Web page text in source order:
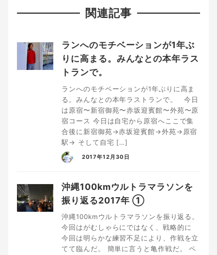
関連記事
ランへのモチベーションが1年ぶ
りに高まる。みんなとの本年ラス
トランで。
ランへのモチベーションが1年ぶりに高ま
る。みんなとの本年ラストランで。 今日
は原宿〜新宿御苑〜赤坂迎賓館〜外苑〜原
宿コース 今日は自宅から原宿へここで集
合後に新宿御苑→赤坂迎賓館→外苑→原宿
駅→ そして自宅 […]
2017年12月30日
沖縄100kmウルトラマラソンを
振り返る2017年 ①
沖縄100kmウルトラマラソンを振り返る。
今回はがむしゃらにではなく、戦略的に
今回は明らかな練習不足により、作戦を立
てて臨んだ。 簡単に言うと亀作戦だ。 ペ